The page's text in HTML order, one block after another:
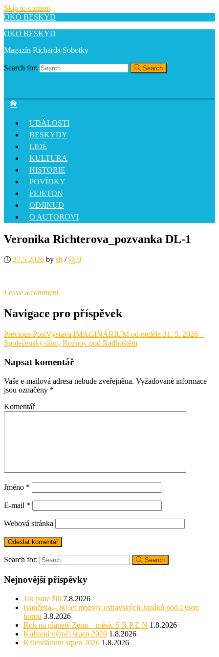
Skip to content
OKO BESKYD
OKO BESKYD
Magazín Richarda Sobotky
Search for: Search
UDÁLOSTI
BESKYDY
LIDÉ
KULTURA
HISTORIE
POVÍDKY
FEJETON
ODJINUD
O AUTOROVI
Veronika Richterova_pozvanka DL-1
27.5.2026 by sb / 0
Leave a comment
Navigace pro příspěvek
Previous PostVýstava IMAGINÁRIUM od neděle 31. 5. 2026 –
Společenský dům, Rožnov pod Radhoštěm
Napsat komentář
Vaše e-mailová adresa nebude zveřejněna. Vyžadované informace
jsou označeny *
Komentář
Jméno *
E-mail *
Webová stránka
Search for: Search
Nejnovější příspěvky
Jak jsme žili 7.8.2026
Ivančena – 80 let mohyly ostravských Junáků pod Lysou
horou 3.8.2026
Rok na planetě Zemi – měsíc S R P E N 1.8.2026
Kulturní výročí srpen 2026 1.8.2026
Kalendárium srpen 2026 1.8.2026